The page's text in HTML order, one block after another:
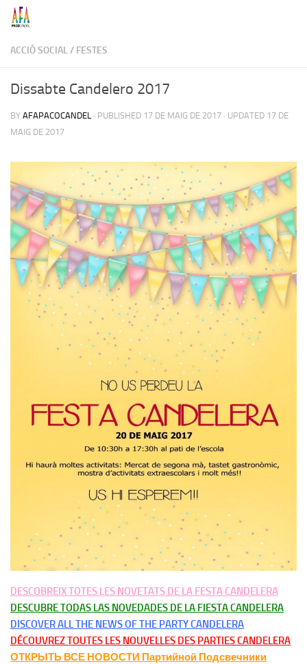
Skip to content
ACCIÓ SOCIAL/ FESTES
Dissabte Candelero 2017
BY AFAPACOCANDEL · PUBLISHED 17 DE MAIG DE 2017 · UPDATED 17 DE
MAIG DE 2017
DESCOBREIX TOTES LES NOVETATS DE LA FESTA CANDELERA
DESCUBRE TODAS LAS NOVEDADES DE LA FIESTA CANDELERA
DISCOVER ALL THE NEWS OF THE PARTY CANDELERA
DÉCOUVREZ TOUTES LES NOUVELLES DES PARTIES CANDELERA
ОТКРЫТЬ ВСЕ НОВОСТИ Партийной Подсвечники